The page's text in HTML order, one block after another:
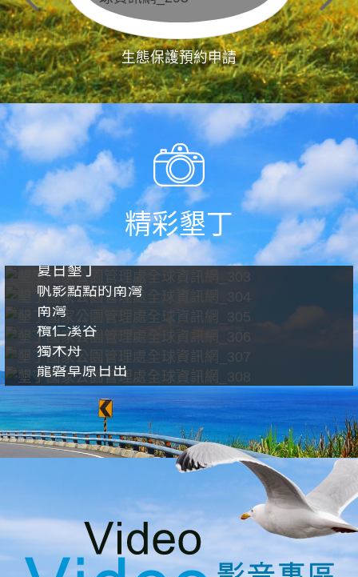
生態保護預約申請
精彩墾丁
夏日墾丁
帆影點點的南灣
南灣
欖仁溪谷
獨木舟
龍磐草原日出